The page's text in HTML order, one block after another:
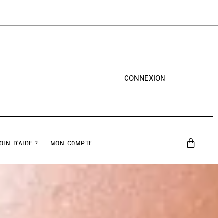
CONNEXION
D’AIDE ? MON COMPTE